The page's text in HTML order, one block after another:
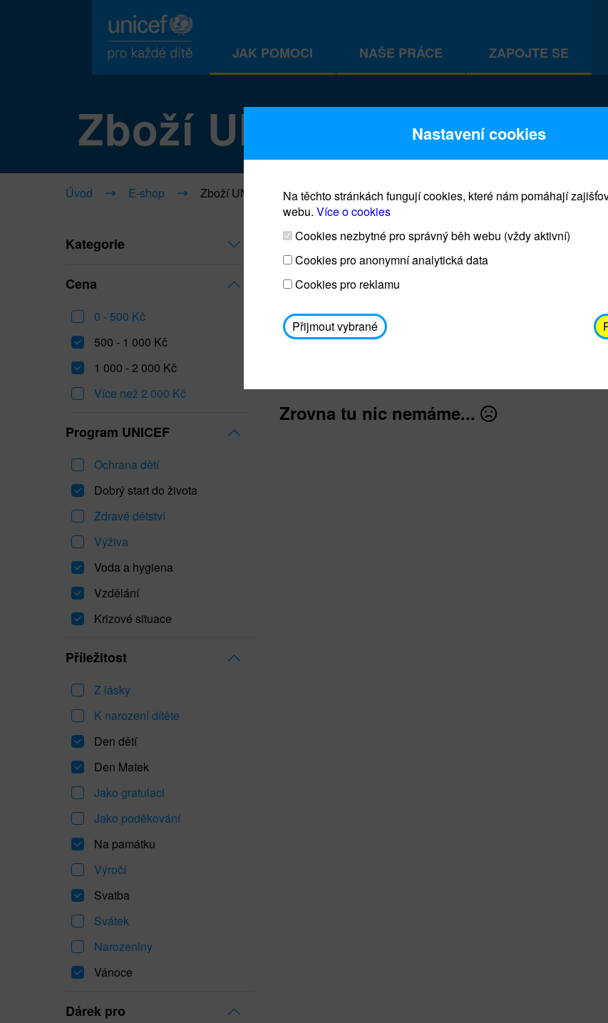
JAK POMOCI NAŠE PRÁCE ZAPOJTE SE
Zboží UNICEF
Úvod E-shop Zboží UNICEF
Kategorie
Cena
0 - 500 Kč
500 - 1 000 Kč
1 000 - 2 000 Kč
Více než 2 000 Kč
Program UNICEF
Ochrana dětí
Dobrý start do života
Zdravé dětství
Výživa
Voda a hygiena
Vzdělání
Krizové situace
Příležitost
Z lásky
K narození dítěte
Den dětí
Den Matek
Jako gratulaci
Jako poděkování
Na památku
Výročí
Svatba
Svátek
Narozeniny
Vánoce
Dárek pro
Prodej blahopřání a dárků
Prodejna UNICEF bude otevřena každý
osobním odběrem je možné vyzvednout po
avodickova@unicef.cz nebo telefonním
dále
Zrovna tu nic nemáme...
Nastavení cookies
Na těchto stránkách fungují cookies, které nám pomáhají
webu. Více o cookies
Cookies nezbytné pro správný běh webu (vždy aktivní)
Cookies pro anonymní analytická data
Cookies pro reklamu
Přijmout vybrané